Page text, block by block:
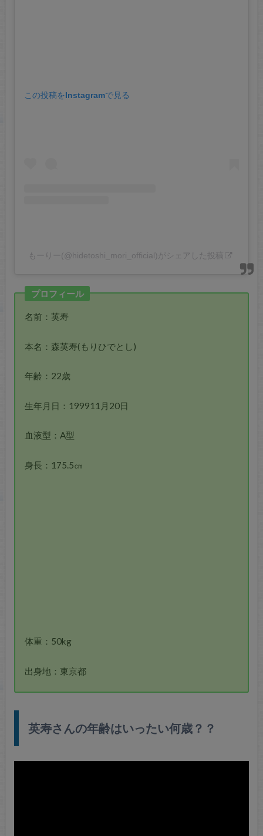
この投稿をInstagramで見る
もーりー(@hidetoshi_mori_official)がシェアした投稿
プロフィール
名前：英寿
本名：森英寿(もりひでとし)
年齢：22歳
生年月日：199911月20日
血液型：A型
身長：175.5㎝
体重：50kg
出身地：東京都
英寿さんの年齢はいったい何歳？？